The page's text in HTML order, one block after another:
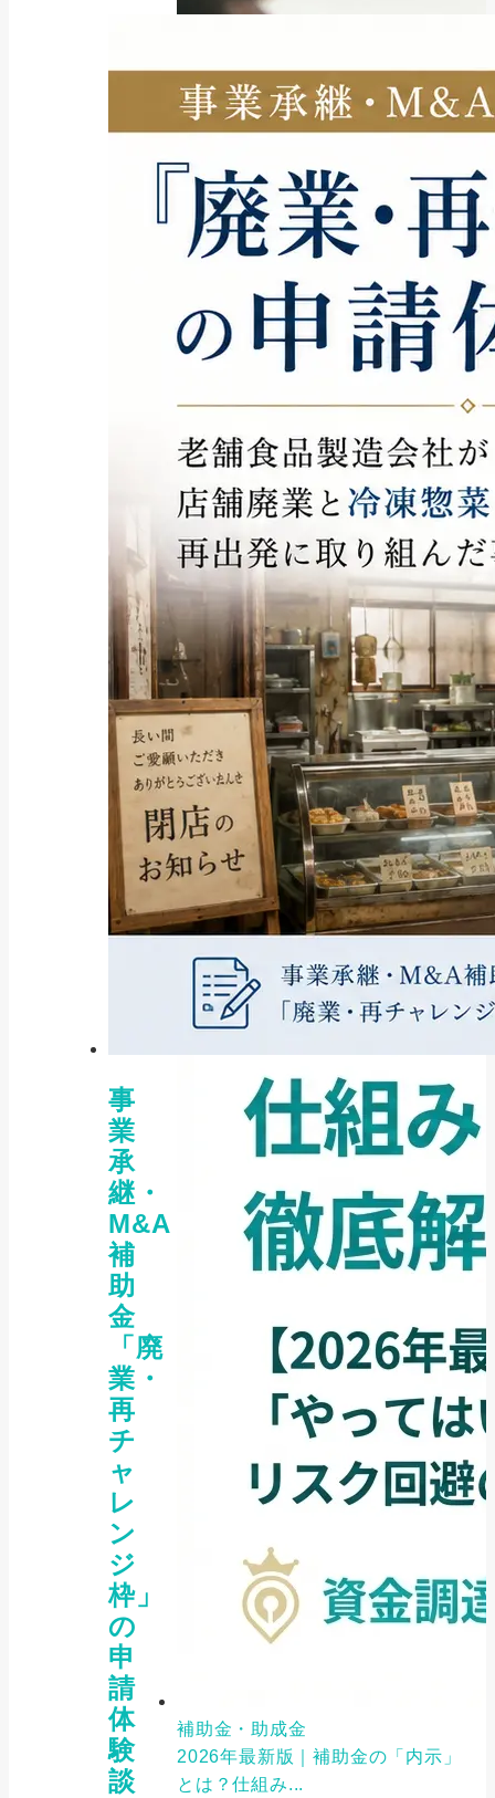
事
業
承
継・
M&A
補
助
金
「廃
業・
再
チ
ャ
レ
ン
ジ
枠」
の
申
請
体
験
談
補助金・助成金
2025年最新版｜キャリアアップ助
成金「賃金規...
2025/08/06
補助金・助成金
2026年最新版｜補助金の「内示」
とは？仕組み...